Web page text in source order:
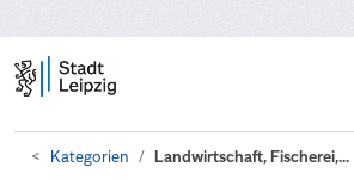
Kategorien Landwirtschaft, Fischerei,...